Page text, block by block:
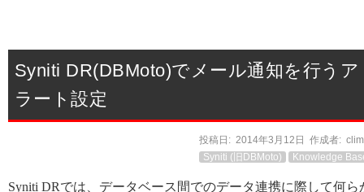
Syniti DR(DBMoto)でメール通知を行うア
ラート設定
投稿日: 2014年3月12日 作成者:
Syniti (旧DBMoto)
Knowledge
Syniti DRでは、データベース間でのデータ連携に際して何ら